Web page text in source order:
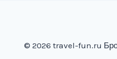
© 2026 travel-fun.ru